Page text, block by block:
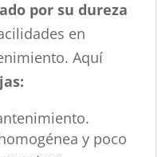
por su dureza
en
Aquí
y poco